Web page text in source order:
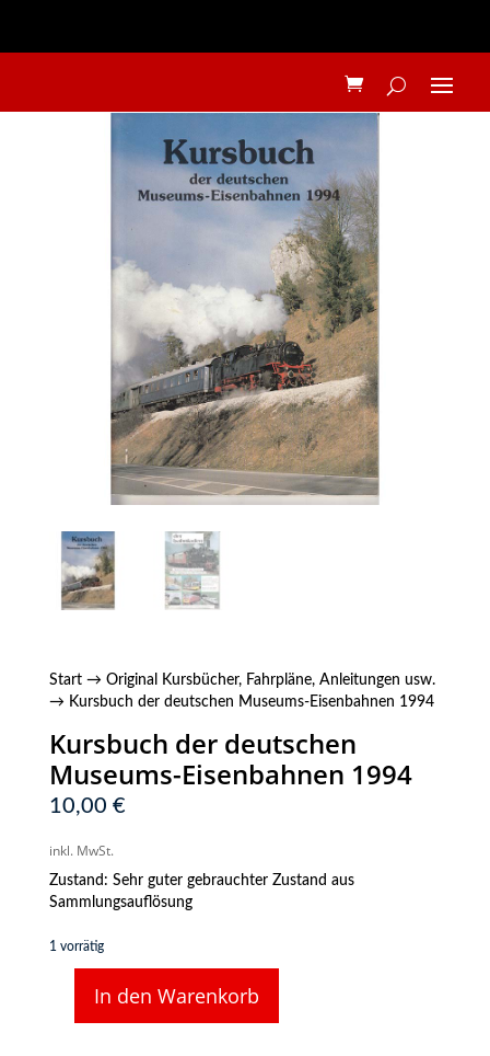
Start→ Original Kursbücher, Fahrpläne, Anleitungen usw.
→ Kursbuch der deutschen Museums-Eisenbahnen 1994
Kursbuch der deutschen
Museums-Eisenbahnen 1994
10,00 €
inkl. MwSt.
Zustand: Sehr guter gebrauchter Zustand aus
Sammlungsauflösung
1 vorrätig
Kursbuch
der
In den Warenkorb